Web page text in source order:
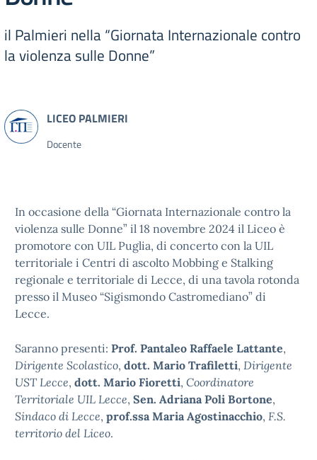
il Palmieri nella “Giornata Internazionale contro
la violenza sulle Donne”
Docente
In occasione della “Giornata Internazionale contro la
violenza sulle Donne” il 18 novembre 2024 il Liceo è
promotore con UIL Puglia, di concerto con la UIL
territoriale i Centri di ascolto Mobbing e Stalking
regionale e territoriale di Lecce, di una tavola rotonda
presso il Museo “Sigismondo Castromediano” di
Lecce.
Saranno presenti: Prof. Pantaleo Raffaele Lattante,
Dirigente Scolastico, dott. Mario Trafiletti, Dirigente
UST Lecce, dott. Mario Fioretti, Coordinatore
Territoriale UIL Lecce, Sen. Adriana Poli Bortone,
Sindaco di Lecce, prof.ssa Maria Agostinacchio, F.S.
territorio del Liceo.